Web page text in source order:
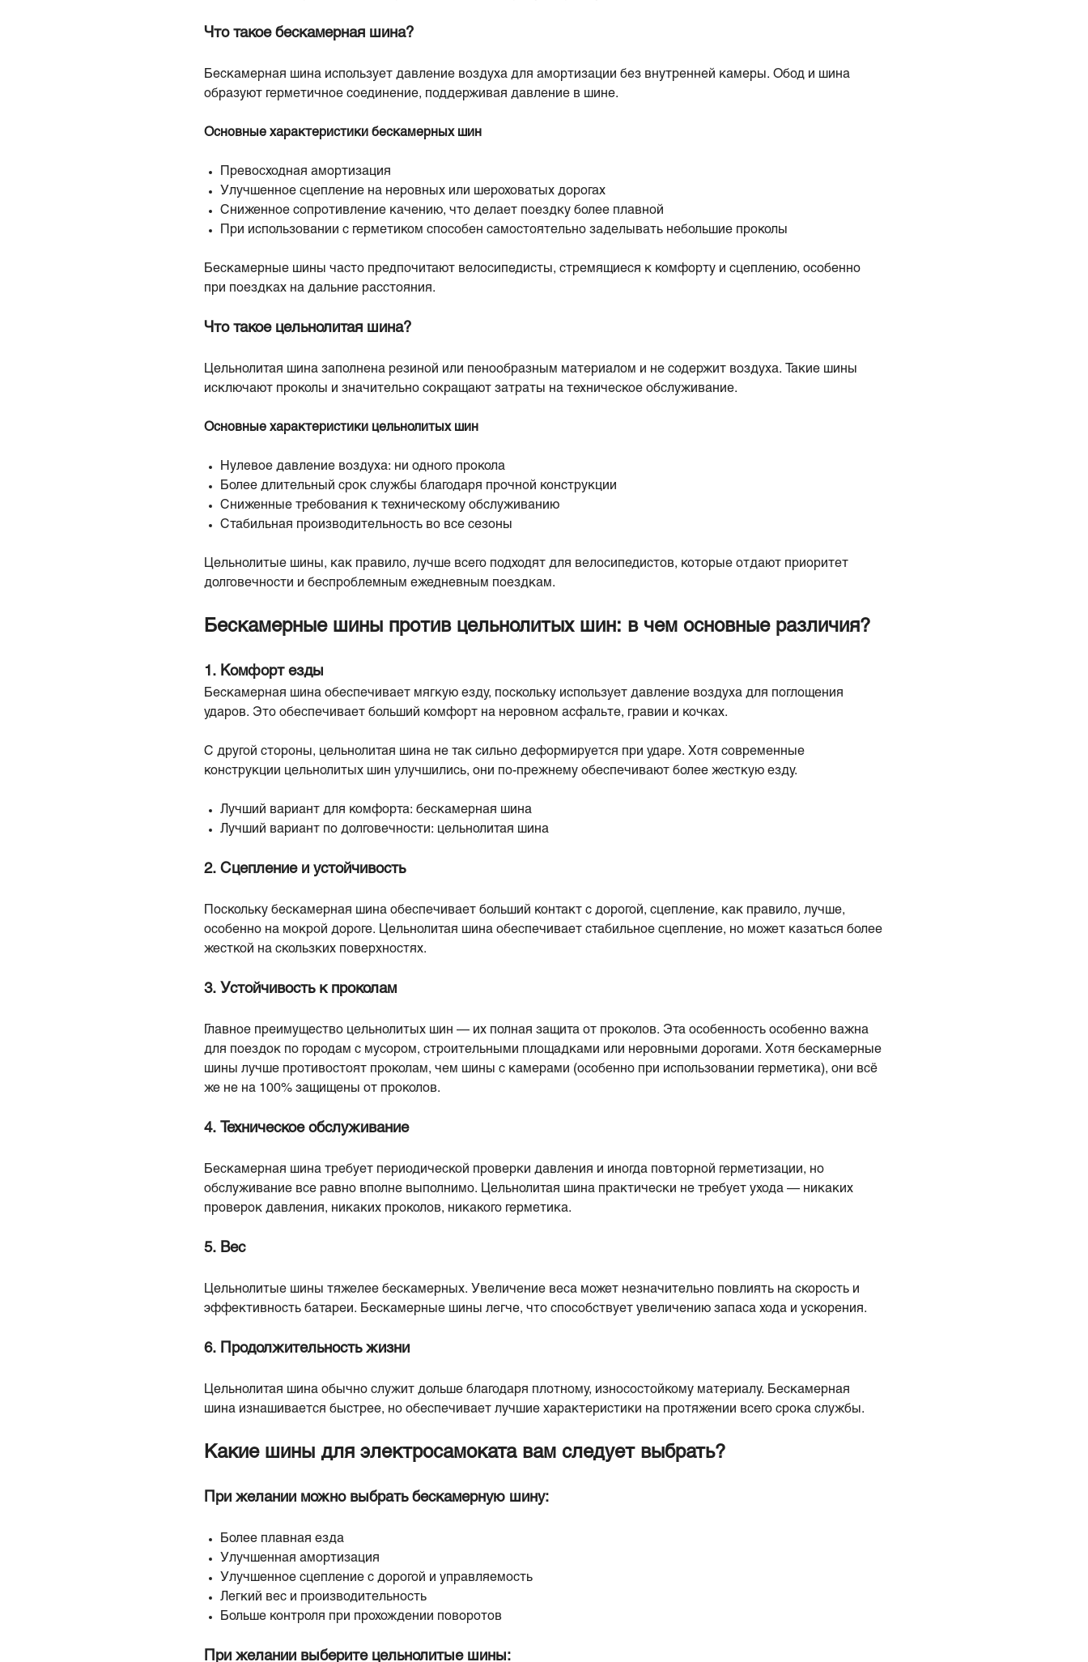
Что такое бескамерная шина?
Бескамерная шина использует давление воздуха для амортизации без внутренней камеры. Обод и шина
образуют герметичное соединение, поддерживая давление в шине.
Основные характеристики бескамерных шин
Превосходная амортизация
Улучшенное сцепление на неровных или шероховатых дорогах
Сниженное сопротивление качению, что делает поездку более плавной
При использовании с герметиком способен самостоятельно заделывать небольшие проколы
Бескамерные шины часто предпочитают велосипедисты, стремящиеся к комфорту и сцеплению, особенно
при поездках на дальние расстояния.
Что такое цельнолитая шина?
Цельнолитая шина заполнена резиной или пенообразным материалом и не содержит воздуха. Такие шины
исключают проколы и значительно сокращают затраты на техническое обслуживание.
Основные характеристики цельнолитых шин
Нулевое давление воздуха: ни одного прокола
Более длительный срок службы благодаря прочной конструкции
Сниженные требования к техническому обслуживанию
Стабильная производительность во все сезоны
Цельнолитые шины, как правило, лучше всего подходят для велосипедистов, которые отдают приоритет
долговечности и беспроблемным ежедневным поездкам.
Бескамерные шины против цельнолитых шин: в чем основные различия?
1. Комфорт езды
Бескамерная шина обеспечивает мягкую езду, поскольку использует давление воздуха для поглощения
ударов. Это обеспечивает больший комфорт на неровном асфальте, гравии и кочках.
С другой стороны, цельнолитая шина не так сильно деформируется при ударе. Хотя современные
конструкции цельнолитых шин улучшились, они по-прежнему обеспечивают более жесткую езду.
Лучший вариант для комфорта: бескамерная шина
Лучший вариант по долговечности: цельнолитая шина
2. Сцепление и устойчивость
Поскольку бескамерная шина обеспечивает больший контакт с дорогой, сцепление, как правило, лучше,
особенно на мокрой дороге. Цельнолитая шина обеспечивает стабильное сцепление, но может казаться более
жесткой на скользких поверхностях.
3. Устойчивость к проколам
Главное преимущество цельнолитых шин — их полная защита от проколов. Эта особенность особенно важна
для поездок по городам с мусором, строительными площадками или неровными дорогами. Хотя бескамерные
шины лучше противостоят проколам, чем шины с камерами (особенно при использовании герметика), они всё
же не на 100% защищены от проколов.
4. Техническое обслуживание
Бескамерная шина требует периодической проверки давления и иногда повторной герметизации, но
обслуживание все равно вполне выполнимо. Цельнолитая шина практически не требует ухода — никаких
проверок давления, никаких проколов, никакого герметика.
5. Вес
Цельнолитые шины тяжелее бескамерных. Увеличение веса может незначительно повлиять на скорость и
эффективность батареи. Бескамерные шины легче, что способствует увеличению запаса хода и ускорения.
6. Продолжительность жизни
Цельнолитая шина обычно служит дольше благодаря плотному, износостойкому материалу. Бескамерная
шина изнашивается быстрее, но обеспечивает лучшие характеристики на протяжении всего срока службы.
Какие шины для электросамоката вам следует выбрать?
При желании можно выбрать бескамерную шину:
Более плавная езда
Улучшенная амортизация
Улучшенное сцепление с дорогой и управляемость
Легкий вес и производительность
Больше контроля при прохождении поворотов
При желании выберите цельнолитые шины: